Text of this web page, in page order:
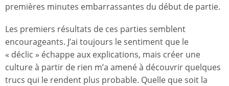
premières minutes embarrassantes du début de partie.
Les premiers résultats de ces parties semblent
encourageants. J’ai toujours le sentiment que le
« déclic » échappe aux explications, mais créer une
culture à partir de rien m’a amené à découvrir quelques
trucs qui le rendent plus probable. Quelle que soit la